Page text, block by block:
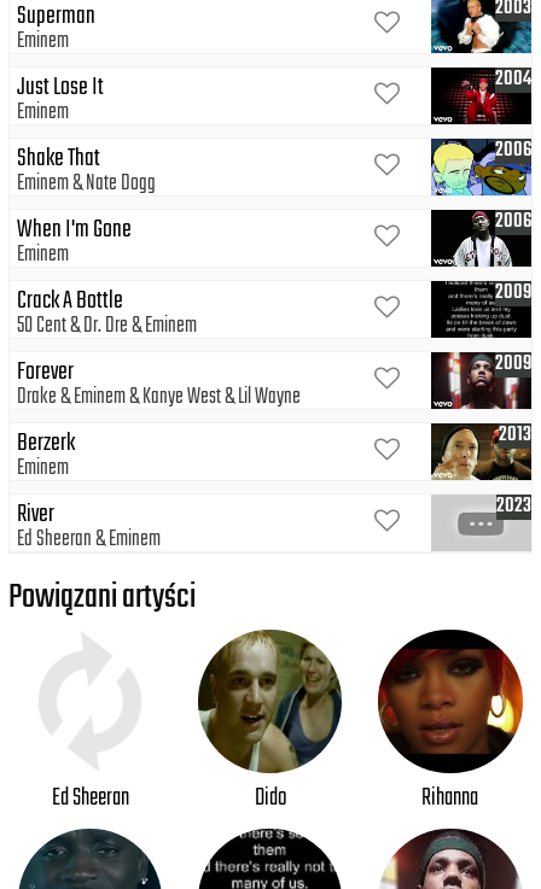
2003
Superman
Eminem
2004
Just Lose It
Eminem
2006
Shake That
Eminem Nate Dogg
2006
When I'm Gone
Eminem
2009
Crack A Bottle
50 Cent Dr. Dre Eminem
2009
Forever
Drake Eminem Kanye West Lil Wayne
2013
Berzerk
Eminem
2023
River
Ed Sheeran Eminem
Powiązani artyści
Ed Sheeran Dido Rihanna